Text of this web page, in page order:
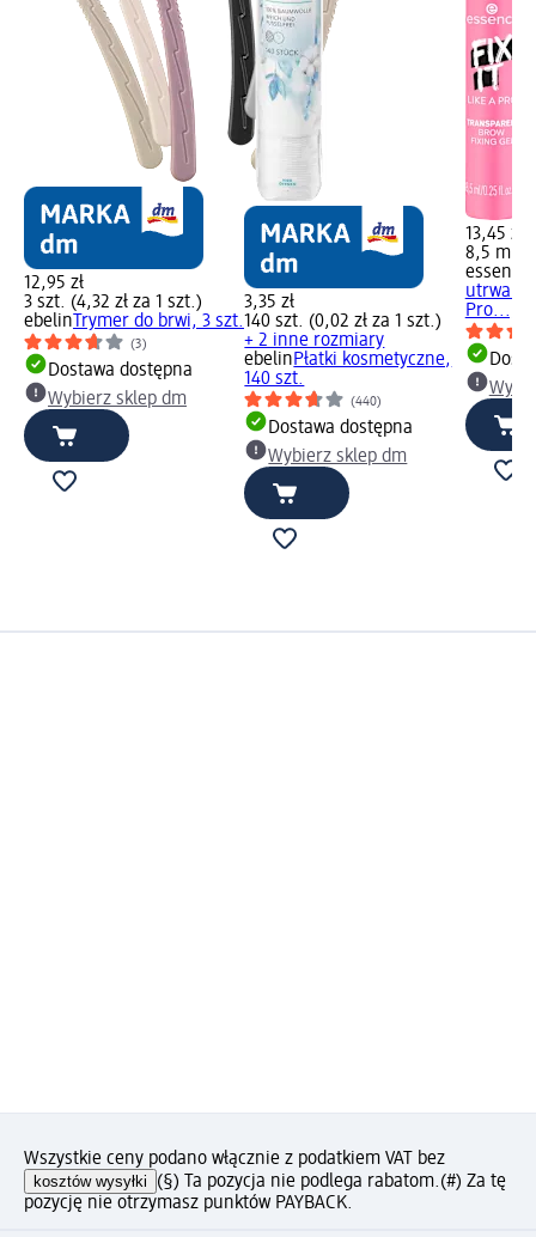
12,95 zł
3 szt. (4,32 zł za 1 szt.)
ebelin Trymer do brwi, 3 szt.
(3)
Dostawa dostępna
Wybierz sklep dm
3,35 zł
140 szt. (0,02 zł za 1 szt.)
+ 2 inne rozmiary
ebelinPłatki kosmetyczne,
140 szt.
(440)
Dostawa dostępna
Wybierz sklep dm
13,45 zł
8,5 ml
essence
Pro...,
Wszystkie ceny podano włącznie z podatkiem VAT bez
kosztów wysyłki (§) Ta pozycja nie podlega rabatom.(#) Za tę
pozycję nie otrzymasz punktów PAYBACK.